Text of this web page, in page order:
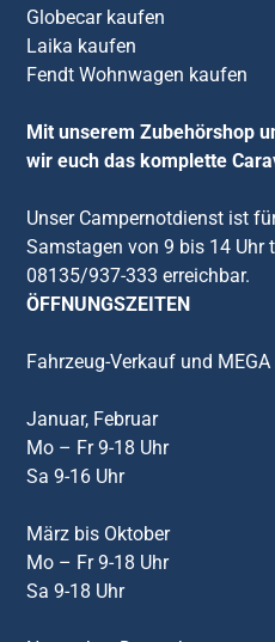
Globecar kaufen
Laika kaufen
Fendt Wohnwagen kaufen
Mit unserem Zubehörshop
wir euch das komplette
Unser Campernotdienst ist
Samstagen von 9 bis 14 Uhr
08135/937-333 erreichbar.
ÖFFNUNGSZEITEN
Fahrzeug-Verkauf und MEGA
Januar, Februar
Mo – Fr 9-18 Uhr
Sa 9-16 Uhr
März bis Oktober
Mo – Fr 9-18 Uhr
Sa 9-18 Uhr